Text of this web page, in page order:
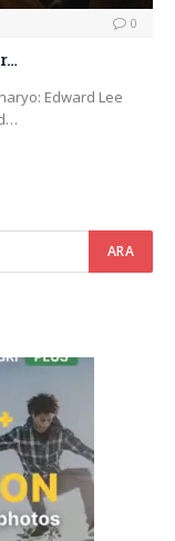
0
Edward Lee